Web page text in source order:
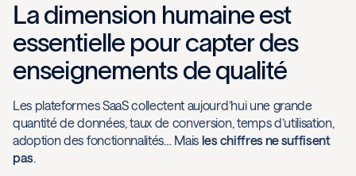
La dimension humaine est
essentielle pour capter des
enseignements de qualité
Les plateformes SaaS collectent aujourd’hui une grande
quantité de données, taux de conversion, temps d’utilisation,
adoption des fonctionnalités… Mais les chiffres ne suffisent
pas.